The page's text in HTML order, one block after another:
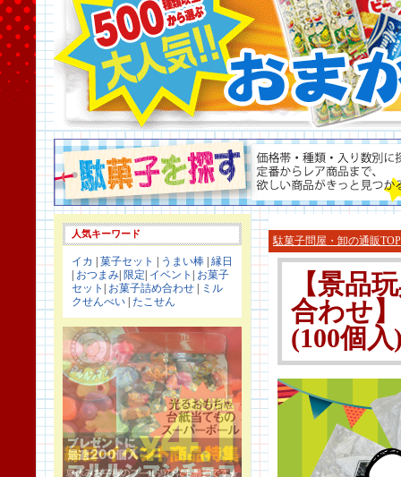
人気キーワード
イカ 菓子セット うまい棒 縁日
おつまみ 限定 イベント
お菓子
セット
お菓子詰め合わせ
ミル
クせんべい たこせん
駄菓子問屋・卸の通販TOP
【景品
合わせ
(100個